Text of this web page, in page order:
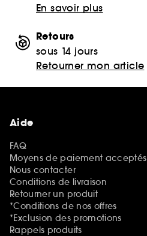
En savoir plus
Retours
sous 14 jours
Retourner mon article
Aide
FAQ
Moyens de paiement acceptés
Nous contacter
Conditions de livraison
Retourner un produit
*Conditions de nos offres
*Exclusion des promotions
Rappels produits